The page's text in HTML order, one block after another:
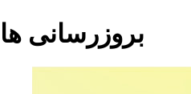
بروزرسانی ها